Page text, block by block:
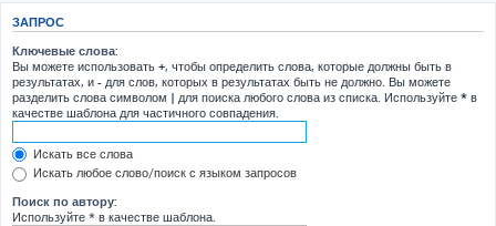
ЗАПРОС
Ключевые слова:
Вы можете использовать +, чтобы определить слова, которые должны быть в
результатах, и - для слов, которых в результатах быть не должно. Вы можете
разделить слова символом | для поиска любого слова из списка. Используйте * в
качестве шаблона для частичного совпадения.
Искать все слова
Искать любое слово/поиск с языком запросов
Поиск по автору:
Используйте * в качестве шаблона.